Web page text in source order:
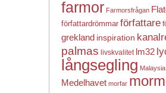
farmor Farmorsfrågan
författardrömmar författare
grekland inspiration
palmas livskvalitet lm32
långsegling Malaysia
Medelhavet morfar